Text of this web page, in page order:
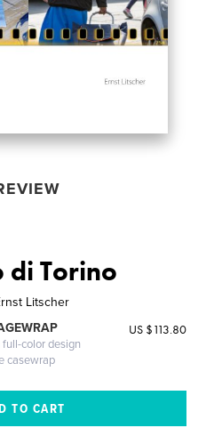
di Torino
Litscher
color design
casewrap
US $113.80